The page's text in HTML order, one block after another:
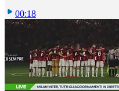
00:18